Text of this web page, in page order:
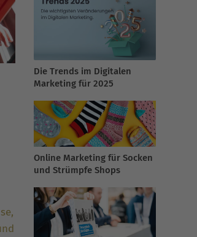
Die Trends im Digitalen
Marketing für 2025
Online Marketing für Socken
und Strümpfe Shops